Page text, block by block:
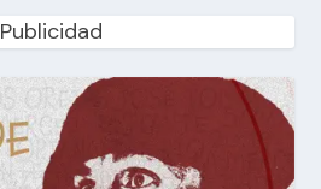
Publicidad